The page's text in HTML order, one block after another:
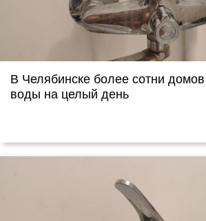
В Челябинске более сотни домов
воды на целый день